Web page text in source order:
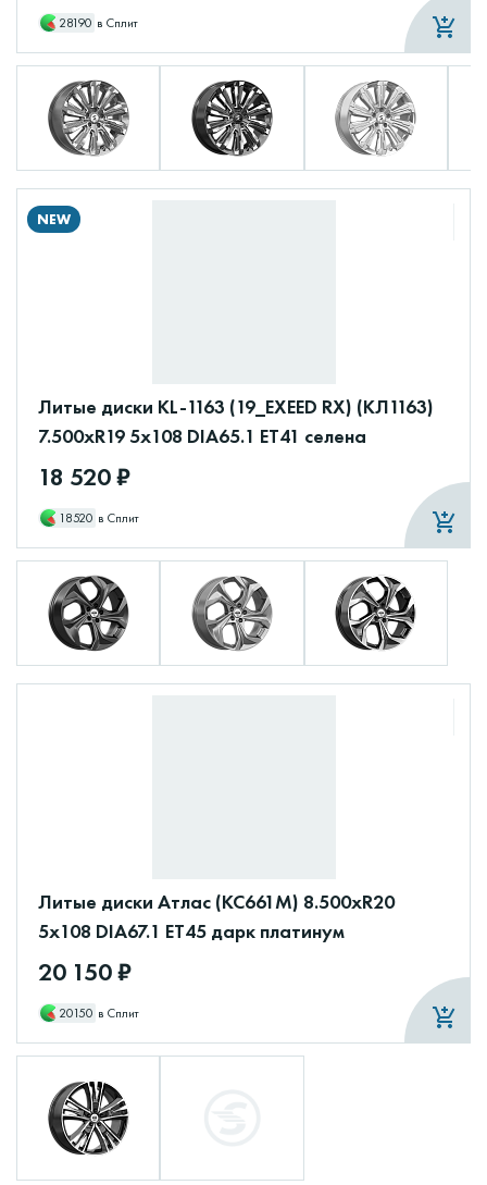
28190 в Сплит
NEW
Литые диски KL-1163 (19_EXEED RX) (КЛ1163)
7.500xR19 5x108 DIA65.1 ET41 селена
18 520 ₽
18520 в Сплит
Литые диски Атлас (КС661М) 8.500xR20
5x108 DIA67.1 ET45 дарк платинум
20 150 ₽
20150 в Сплит